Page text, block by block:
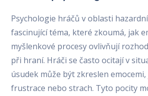
Psychologie hráčů v oblasti
fascinující téma, které zkoumá, jak
myšlenkové procesy ovlivňují
při hraní. Hráči se často ocitají v
úsudek může být zkreslen
frustrace nebo strach. Tyto pocity